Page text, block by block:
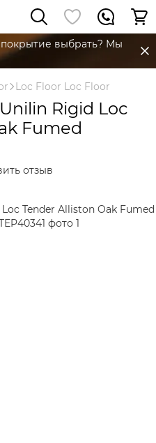
покрытие выбрать? Мы
Loc Floor Loc Floor
Rigid Loc
Fumed
отзыв